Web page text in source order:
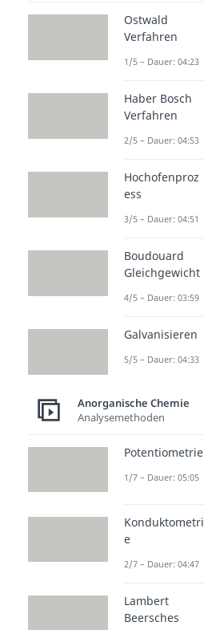
weshalb die
auch hellblau
Fehling IIist
des Salzes
(C4H4KNaO6
Studyflix
Nach Beantwortung
zu verbessern.
Fehling
Für die
Lösung gibst
gleichem
Ostwald
Verfahren
1/5 – Dauer: 04:23
Haber Bosch
Verfahren
2/5 – Dauer: 04:53
Hochofenproz
ess
3/5 – Dauer: 04:51
Boudouard
Gleichgewicht
4/5 – Dauer: 03:59
Galvanisieren
5/5 – Dauer: 04:33
Anorganische Chemie
Analysemethoden
Potentiometrie
1/7 – Dauer: 05:05
Konduktometri
e
2/7 – Dauer: 04:47
Lambert
Beersches